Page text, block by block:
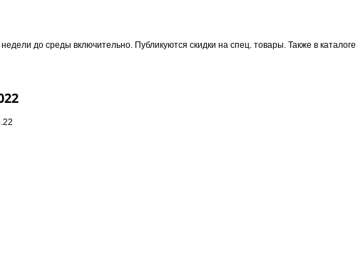
до среды включительно. Публикуются скидки на спец. товары. Также в